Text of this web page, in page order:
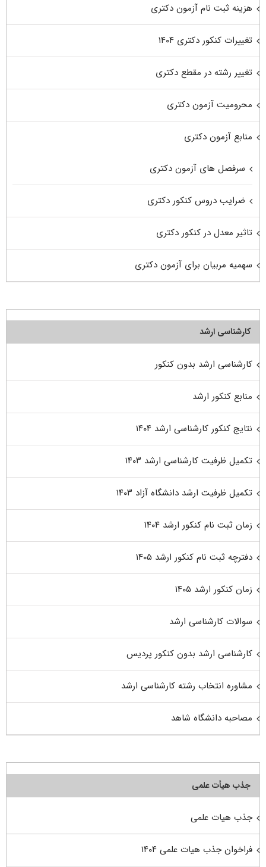
هزینه ثبت نام آزمون دکتری
تغییرات کنکور دکتری ۱۴۰۴
تغییر رشته در مقطع دکتری
محرومیت آزمون دکتری
منابع آزمون دکتری
سرفصل های آزمون دکتری
ضرایب دروس کنکور دکتری
تاثیر معدل در کنکور دکتری
سهمیه مربیان برای آزمون دکتری
کارشناسی ارشد
کارشناسی ارشد بدون کنکور
منابع کنکور ارشد
نتایج کنکور کارشناسی ارشد ۱۴۰۴
تکمیل ظرفیت کارشناسی ارشد ۱۴۰۳
تکمیل ظرفیت ارشد دانشگاه آزاد ۱۴۰۳
زمان ثبت نام کنکور ارشد ۱۴۰۴
دفترچه ثبت نام کنکور ارشد ۱۴۰۵
زمان کنکور ارشد ۱۴۰۵
سوالات کارشناسی ارشد
کارشناسی ارشد بدون کنکور پردیس
مشاوره انتخاب رشته کارشناسی ارشد
مصاحبه دانشگاه شاهد
جذب هیأت علمی
جذب هیات علمی
فراخوان جذب هیات علمی ۱۴۰۴